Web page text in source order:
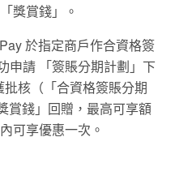
獎賞錢」。
於指定商⼾作合資格簽
申請 「簽賬分期計劃」下
核（「合資格簽賬分期
賞錢」回贈，最⾼可享額
可享優惠⼀次。